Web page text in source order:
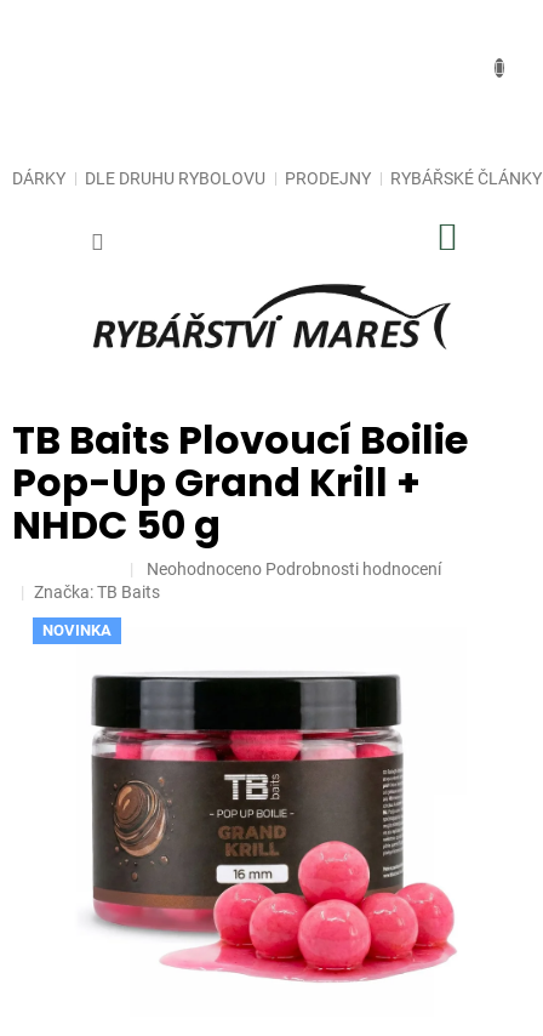
DÁRKY DLE DRUHU RYBOLOVU PRODEJNY RYBÁŘSKÉ ČLÁNKY
TB Baits Plovoucí Boilie
Pop-Up Grand Krill +
NHDC 50 g
NOVINKA
Průměrné
hodnocení
z
5
hvězdiček.
Neohodnoceno Podrobnosti hodnocení
Značka:TB Baits